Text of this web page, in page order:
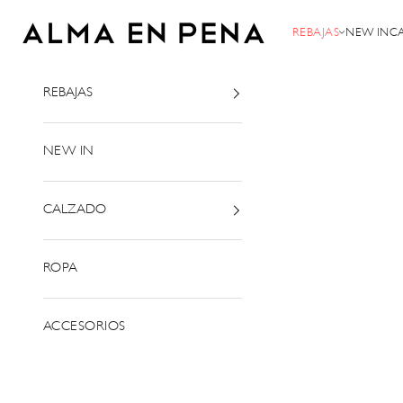
Alma en Pena
REBAJAS NEW IN
REBAJAS
NEW IN
CALZADO
ROPA
ACCESORIOS